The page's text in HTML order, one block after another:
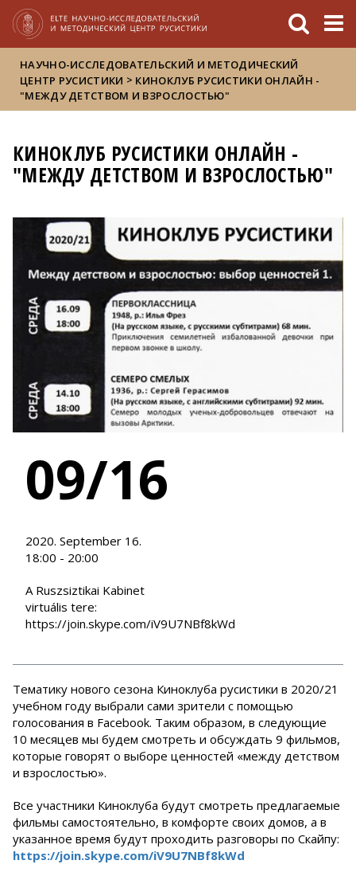
НАУЧНО-ИССЛЕДОВАТЕЛЬСКИЙ И МЕТОДИЧЕСКИЙ
ЦЕНТР РУСИСТИКИ > КИНОКЛУБ РУСИСТИКИ ОНЛАЙН -
"МЕЖДУ ДЕТСТВОМ И ВЗРОСЛОСТЬЮ"
КИНОКЛУБ РУСИСТИКИ ОНЛАЙН -
"МЕЖДУ ДЕТСТВОМ И ВЗРОСЛОСТЬЮ"
09/16
2020. September 16.
18:00 - 20:00
A Ruszsiztikai Kabinet
virtuális tere:
https://join.skype.com/iV9U7NBf8kWd
Тематику нового сезона Киноклуба русистики в 2020/21
учебном году выбрали сами зрители с помощью
голосования в Facebook. Таким образом, в следующие
10 месяцев мы будем смотреть и обсуждать 9 фильмов,
которые говорят о выборе ценностей «между детством
и взрослостью».
Все участники Киноклуба будут смотреть предлагаемые
фильмы самостоятельно, в комфорте своих домов, а в
указанное время будут проходить разговоры по Скайпу:
https://join.skype.com/iV9U7NBf8kWd